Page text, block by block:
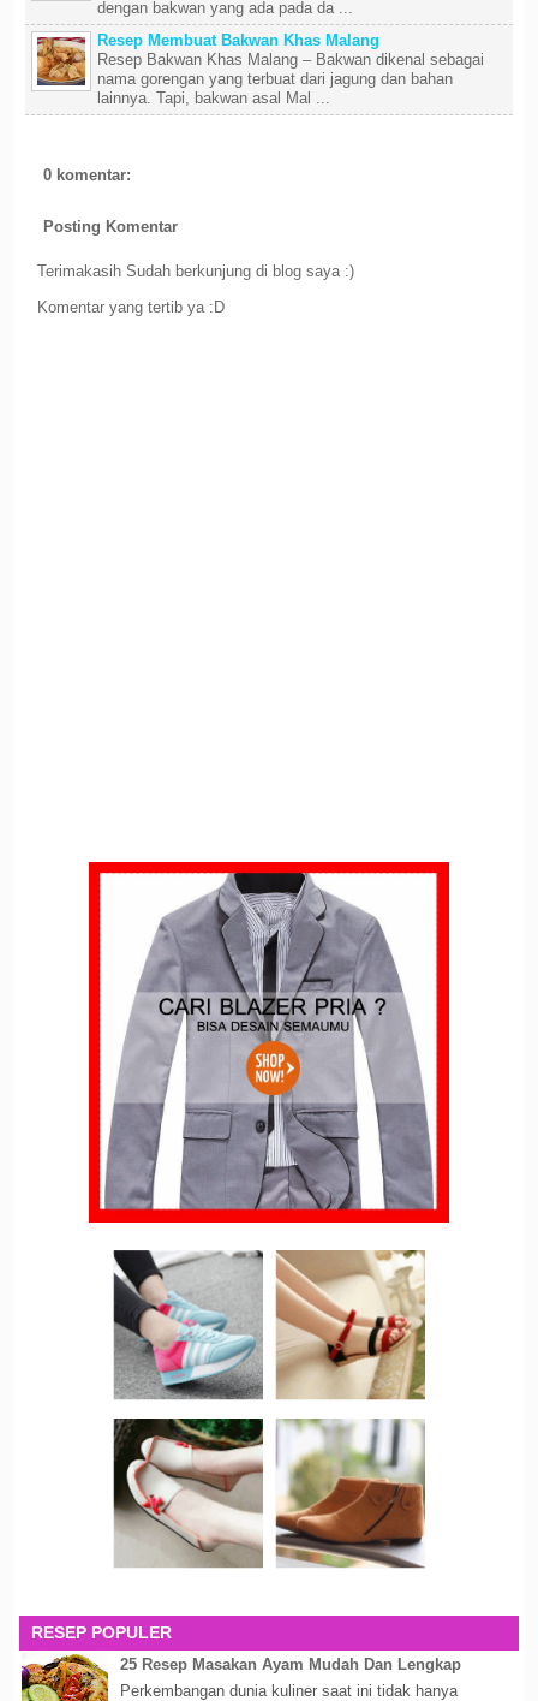
dengan bakwan yang ada pada da ...
Resep Membuat Bakwan Khas Malang
Resep Bakwan Khas Malang – Bakwan dikenal sebagai
nama gorengan yang terbuat dari jagung dan bahan
lainnya. Tapi, bakwan asal Mal ...
0 komentar:
Posting Komentar
Terimakasih Sudah berkunjung di blog saya :)
Komentar yang tertib ya :D
RESEP POPULER
25 Resep Masakan Ayam Mudah Dan Lengkap
Perkembangan dunia kuliner saat ini tidak hanya